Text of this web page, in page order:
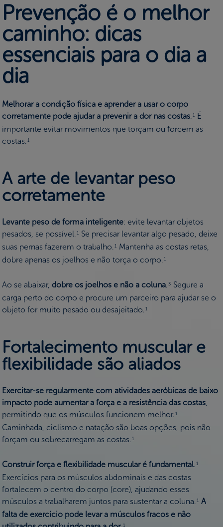
Prevenção é o melhor
caminho: dicas
essenciais para o dia a
dia
Melhorar a condição física e aprender a usar o corpo
corretamente pode ajudar a prevenir a dor nas costas.1
É
importante evitar movimentos que torçam ou forcem as
costas.1
A arte de levantar peso
corretamente
Levante peso de forma inteligente: evite levantar objetos
pesados, se possível.1
Se precisar levantar algo pesado, deixe
suas pernas fazerem o trabalho.1
Mantenha as costas retas,
dobre apenas os joelhos e não torça o corpo.1
Ao se abaixar, dobre os joelhos e não a coluna. 3 Segure a
carga perto do corpo e procure um parceiro para ajudar se o
objeto for muito pesado ou desajeitado.1
Fortalecimento muscular e
flexibilidade são aliados
Exercitar-se regularmente com atividades aeróbicas de baixo
impacto pode aumentar a força e a resistência das costas,
permitindo que os músculos funcionem melhor.1
Caminhada, ciclismo e natação são boas opções, pois não
forçam ou sobrecarregam as costas.1
Construir força e flexibilidade muscular é fundamental.1
Exercícios para os músculos abdominais e das costas
fortalecem o centro do corpo (core), ajudando esses
músculos a trabalharem juntos para sustentar a coluna.1 A
falta de exercício pode levar a músculos fracos e não
1